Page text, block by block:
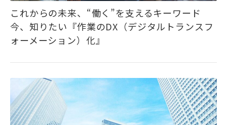
これからの未来、“働く”を支えるキーワード――
今、知りたい『作業のDX（デジタルトランスフ
ォーメーション）化』